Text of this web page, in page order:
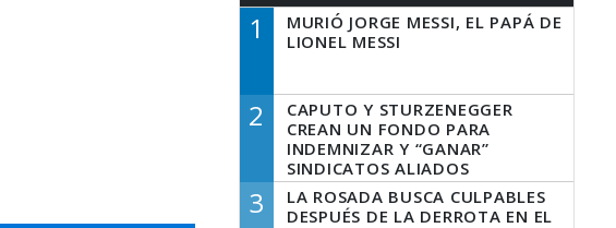
1
MURIÓ JORGE MESSI, EL PAPÁ DE
LIONEL MESSI
2
CAPUTO Y STURZENEGGER
CREAN UN FONDO PARA
INDEMNIZAR Y “GANAR”
SINDICATOS ALIADOS
3
LA ROSADA BUSCA CULPABLES
DESPUÉS DE LA DERROTA EN EL